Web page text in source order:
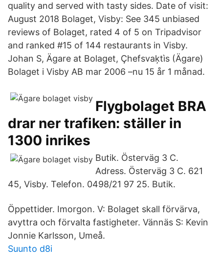
quality and served with tasty sides. Date of visit:
August 2018 Bolaget, Visby: See 345 unbiased
reviews of Bolaget, rated 4 of 5 on Tripadvisor
and ranked #15 of 144 restaurants in Visby.
Johan S, Ägare at Bolaget, Çhefsvaķtìs (Ägare)
Bolaget i Visby AB mar 2006 –nu 15 år 1 månad.
Flygbolaget BRA
drar ner trafiken: ställer in
1300 inrikes
Butik. Österväg 3 C.
Adress. Österväg 3 C. 621
45, Visby. Telefon. 0498/21 97 25. Butik.
Öppettider. Imorgon. V: Bolaget skall förvärva,
avyttra och förvalta fastigheter. Vännäs S: Kevin
Jonnie Karlsson, Umeå.
Suunto d8i